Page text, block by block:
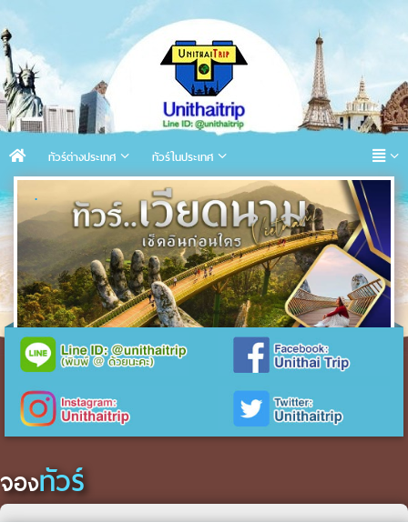
ทัวร์ต่างประเทศ ทัวร์ในประเทศ
จองทัวร์